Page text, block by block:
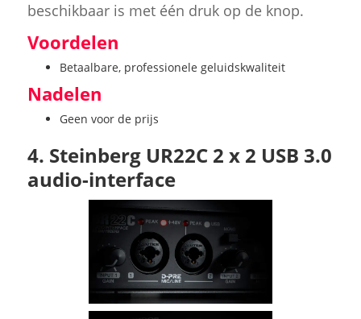
beschikbaar is met één druk op de knop.
Voordelen
Betaalbare, professionele geluidskwaliteit
Nadelen
Geen voor de prijs
4. Steinberg UR22C 2 x 2 USB 3.0
audio-interface